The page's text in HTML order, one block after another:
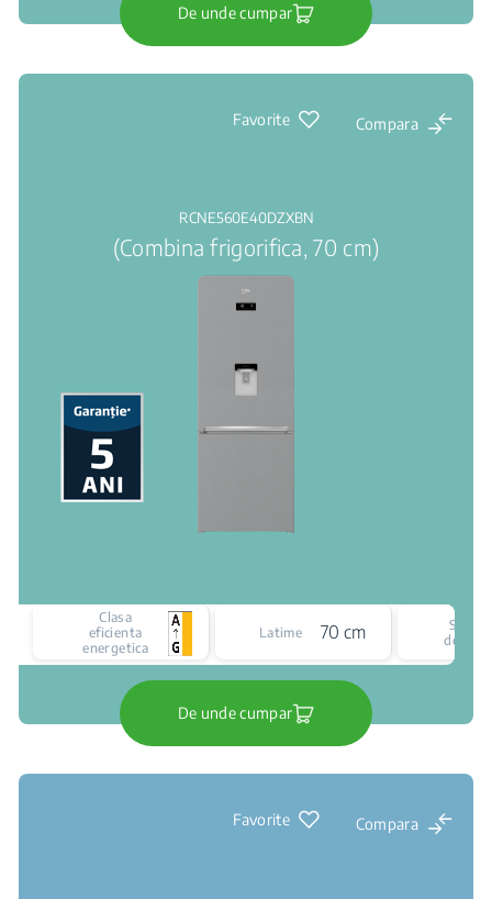
De unde cumpar
Favorite Compara
RCNE560E40DZXBN
(Combina frigorifica, 70 cm)
Clasa
eficienta
energetica
Latime 70 cm
Sistem
de
De unde cumpar
Favorite Compara